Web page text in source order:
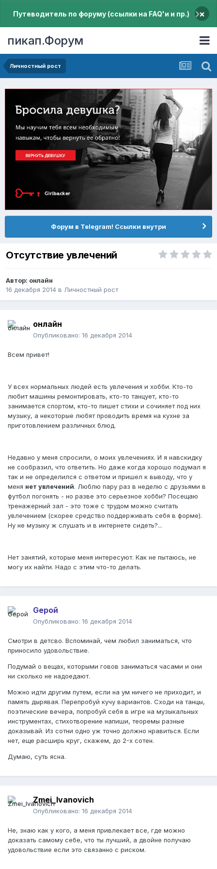
Путеводитель по форуму (ссылки на FAQ'и и пр.) ×
пикап.Форум
Личностный рост
Форум в Telegram! Ссылки внутри
Отсутствие увлечений
Автор: онлайн
16 декабря 2014 в Личностный рост
онлайн
Опубликовано: 16 декабря 2014
Всем привет!
У всех нормальных людей есть увлечения и хобби. Кто-то
любит машины ремонтировать, кто-то танцует, кто-то
занимается спортом, кто-то пишет стихи и сочиняет под них
музыку, а некоторые любят проводить время на кухне за
приготовлением различных блюд.
Недавно у меня спросили, о моих увлечениях. И я навскидку
не сообразил, что ответить. Но даже когда хорошо подумал я
так и не определился с ответом и пришел к выводу, что у
меня нет увлечений. Люблю пару раз в неделю с друзьями в
футбол погонять - но разве это серьезное хобби? Посещаю
тренажерный зал - это тоже с трудом можно считать
увлечением (скорее средство поддерживать себя в форме).
Ну не музыку ж слушать и в интернете сидеть?...
Нет занятий, которые меня интересуют. Как не пытаюсь, не
могу их найти. Надо с этим что-то делать.
Gерой
Опубликовано: 16 декабря 2014
Смотри в детсво. Вспоминай, чем любил заниматься, что
приносило удовольствие.
Подумай о вещах, которыми говов заниматься часами и они
ни сколько не надоедают.
Можно идти другим путем, если на ум ничего не приходит, и
память дырявая. Перепробуй кучу вариантов. Сходи на танцы,
поэтические вечера, попробуй себя в игре на музыкальных
инструментах, стихотворение напиши, теоремы разные
доказывай. Из сотни одно уж точно должно нравиться. Если
нет, еще расширь круг, скажем, до 2-х сотен.
Думаю, суть ясна.
Zmei_Ivanovich
Опубликовано: 16 декабря 2014
Не, знаю как у кого, а меня привлекает все, где можно
доказать самому себе, что ты лучший, а двойне получаю
удовольствие если это связанно с риском.